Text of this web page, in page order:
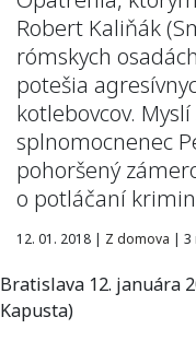
Robert Kaliňák
rómskych
potešia
kotlebovcov.
splnomocnenec
pohoršený
o potláčaní
12. 01. 2018 | Z domova | 3
Bratislava 12. januára
Kapusta)